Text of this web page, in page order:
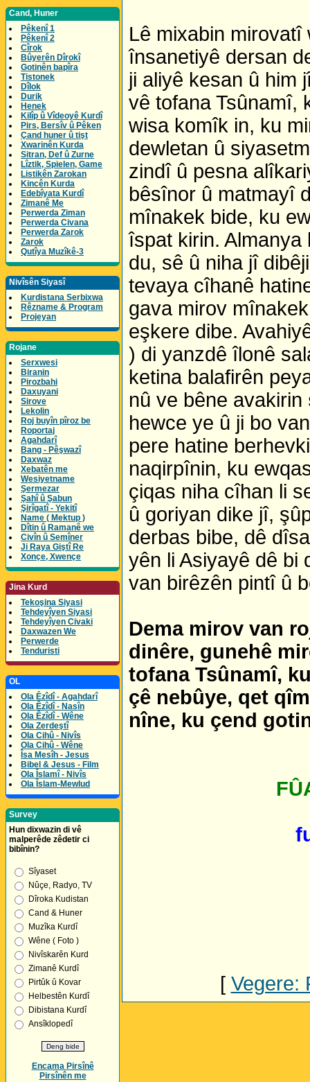
Cand, Huner
Pêkenî 1
Pêkenî 2
Cîrok
Bûyerên Dîrokî
Gotinên bapîra
Tistonek
Dîlok
Durik
Henek
Kilîp û Vîdeoyê Kurdî
Pirs, Bersîv û Pêken
Çand huner û tişt
Xwarinên Kurda
Sitran, Def û Zurne
Lîztik, Spielen, Game
Listikên Zarokan
Kincên Kurda
Edebîyata Kurdî
Zimanê Me
Perwerda Ziman
Perwerda Civana
Perwerda Zarok
Zarok
Qutîya Muzîkê-3
Nivîsên Siyasî
Kurdistana Serbixwa
Rêzname & Program
Projeyan
Rojane
Serxwesi
Biranin
Pirozbahi
Daxuyani
Sirove
Lekolin
Roj buyîn pîroz be
Roportaj
Agahdarî
Bang - Pêşwazî
Daxwaz
Xebatên me
Wesiyetname
Şermezar
Şahî û Şabun
Şirîgatî - Yekitî
Name ( Mektup )
Dîtin û Ramanê we
Civîn û Semîner
Ji Raya Giştî Re
Xonçe, Xwençe
Jina Kurd
Tekoşina Siyasi
Tehdeyîyen Siyasi
Tehdeyîyen Civaki
Daxwazen We
Perwerde
Tenduristi
OL
Ola Êzîdî - Agahdarî
Ola Êzîdî - Nasîn
Ola Êzîdî - Wêne
Ola Zerdeştî
Ola Cihû - Nivîs
Ola Cihû - Wêne
Îsa Mesîh - Jesus
Bibel & Jesus - Film
Ola Îslamî - Nivîs
Ola Îslam-Mewlud
Survey
Hun dixwazin di vê
malperêde zêdetir ci
bibînin?
Sîyaset
Nûçe, Radyo, TV
Dîroka Kudistan
Cand & Huner
Muzîka Kurdî
Wêne ( Foto )
Nivîskarên Kurd
Zimanê Kurdî
Pirtûk û Kovar
Helbestên Kurdî
Dibistana Kurdî
Ansîklopedî
Encama Pirsînê
Pirsînên me
Lê mixabin mirovatî
însanetiyê dersan
ji aliyê kesan û him
vê tofana Tsûnamî,
wisa komîk in, ku
dewletan û
zindî û pesna
bêsînor û matmayî
mînakek bide, ku
îspat kirin.
du, sê û niha jî
tevaya cîhanê
gava mirov
eşkere dibe.
) di yanzdê îlonê
ketina balafirên
nû ve bêne avakirin
hewce ye û ji bo
pere hatine
naqirpînin, ku
çiqas niha cîhan li
û goriyan dike jî,
derbas bibe, dê
yên li Asiyayê dê bi
van birêzên pintî û
Dema mirov van
dinêre, gunehê
tofana Tsûnamî,
çê nebûye, qet
nîne, ku çend
[ Vegere: